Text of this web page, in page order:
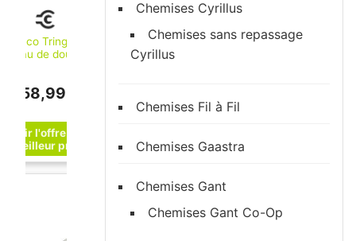
Keuco Tringle à
rideau de douche
158,99 €
Chemises Cyrillus
Chemises sans repassage
Cyrillus
Chemises Fil à Fil
Chemises Gaastra
Chemises Gant
Chemises Gant Co-Op